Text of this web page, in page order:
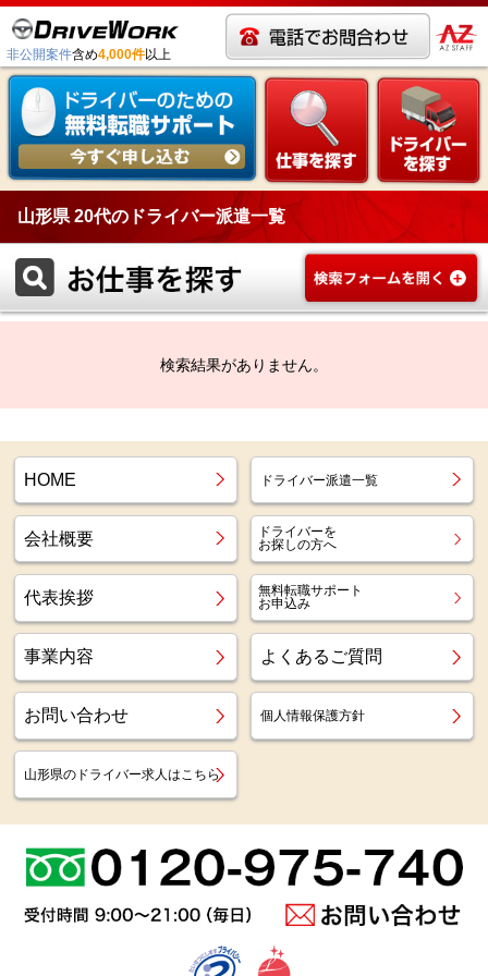
非公開案件含め4,000件以上
山形県 20代のドライバー派遣一覧
検索結果がありません。
HOME ドライバー派遣一覧
会社概要
ドライバーを
お探しの方へ
代表挨拶
無料転職サポート
お申込み
事業内容 よくあるご質問
お問い合わせ 個人情報保護方針
山形県のドライバー求人はこちら